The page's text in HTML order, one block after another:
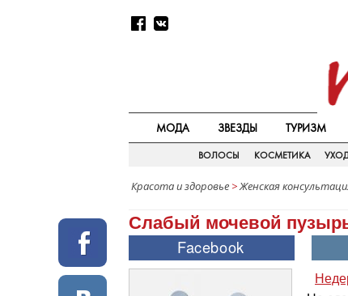
МОДА ЗВЕЗДЫ ТУРИЗМ
ВОЛОСЫ КОСМЕТИКА
Красота и здоровье >Женская
Слабый мочевой